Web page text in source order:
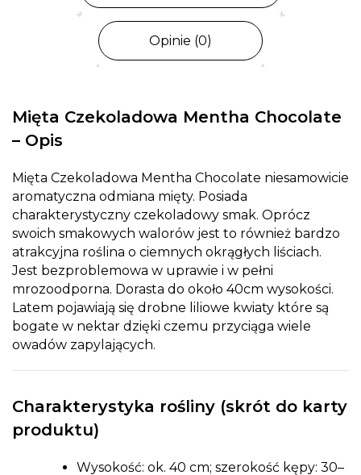
Opinie (0)
Mięta Czekoladowa Mentha Chocolate
– Opis
Mięta Czekoladowa Mentha Chocolate niesamowicie
aromatyczna odmiana mięty. Posiada
charakterystyczny czekoladowy smak. Oprócz
swoich smakowych walorów jest to również bardzo
atrakcyjna roślina o ciemnych okrągłych liściach.
Jest bezproblemowa w uprawie i w pełni
mrozoodporna. Dorasta do około 40cm wysokości.
Latem pojawiają się drobne liliowe kwiaty które są
bogate w nektar dzięki czemu przyciąga wiele
owadów zapylających.
Charakterystyka rośliny (skrót do karty
produktu)
Wysokość: ok. 40 cm; szerokość kępy: 30–